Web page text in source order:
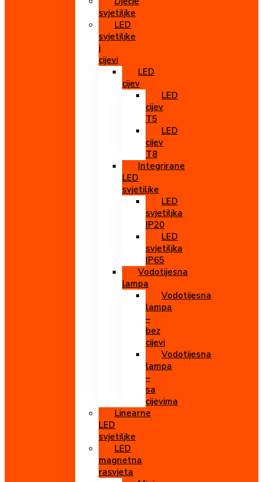
svjetiljke
LED
svjetiljke
i
cijevi
LED
cijev
LED
cijev
T5
LED
cijev
T8
Integrirane
LED
svjetiljke
LED
svjetiljka
IP20
LED
svjetiljka
IP65
Vodotijesna
lampa
Vodotijesna
lampa
–
bez
cijevi
Vodotijesna
lampa
–
sa
cijevima
Linearne
LED
svjetiljke
LED
magnetna
rasvjeta